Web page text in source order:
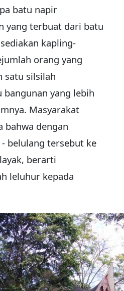
batu napir
yang terbuat dari batu
kapling-
orang yang
satu silsilah
bangunan yang lebih
Masyarakat
bahwa dengan
belulang tersebut ke
berarti
leluhur kepada